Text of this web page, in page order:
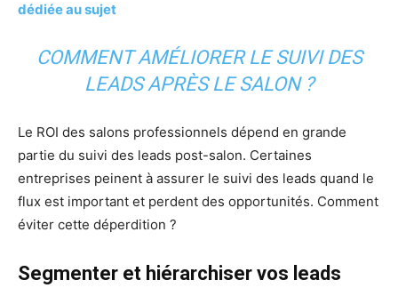
dédiée au sujet
COMMENT AMÉLIORER LE SUIVI DES
LEADS APRÈS LE SALON ?
Le ROI des salons professionnels dépend en grande
partie du suivi des leads post-salon. Certaines
entreprises peinent à assurer le suivi des leads quand le
flux est important et perdent des opportunités. Comment
éviter cette déperdition ?
Segmenter et hiérarchiser vos leads